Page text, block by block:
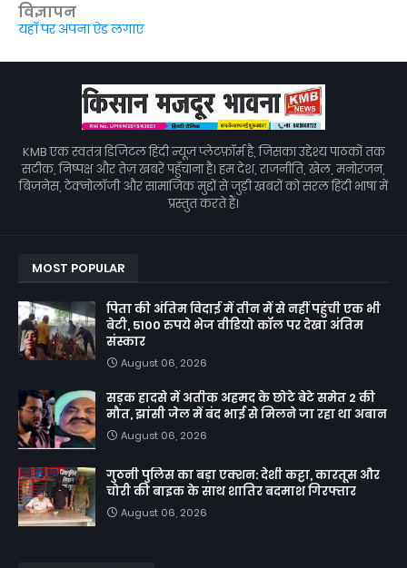
विज्ञापन
यहाँ पर अपना ऐड लगाएं
KMB एक स्वतंत्र डिजिटल हिंदी न्यूज़ प्लेटफ़ॉर्म है, जिसका उद्देश्य पाठकों तक
सटीक, निष्पक्ष और तेज़ खबरें पहुँचाना है। हम देश, राजनीति, खेल, मनोरंजन,
बिज़नेस, टेक्नोलॉजी और सामाजिक मुद्दों से जुड़ी खबरों को सरल हिंदी भाषा में
प्रस्तुत करते हैं।
MOST POPULAR
पिता की अंतिम विदाई में तीन में से नहीं पहुंची एक भी
बेटी, 5100 रुपये भेज वीडियो कॉल पर देखा अंतिम
संस्कार
August 06, 2026
सड़क हादसे में अतीक अहमद के छोटे बेटे समेत 2 की
मौत, झांसी जेल में बंद भाई से मिलने जा रहा था अबान
August 06, 2026
गुठनी पुलिस का बड़ा एक्शन: देशी कट्टा, कारतूस और
चोरी की बाइक के साथ शातिर बदमाश गिरफ्तार
August 06, 2026